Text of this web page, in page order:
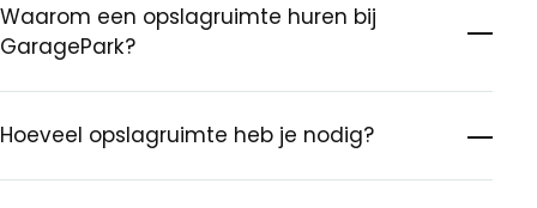
Waarom een opslagruimte huren bij
GaragePark?
Hoeveel opslagruimte heb je nodig?